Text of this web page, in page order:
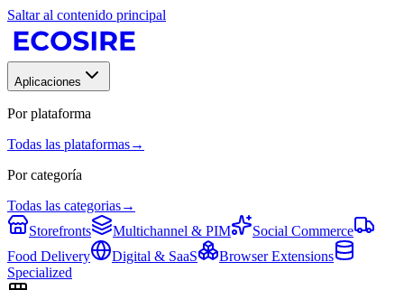
Saltar al contenido principal
Aplicaciones
Por plataforma
Todas las plataformas→
Por categoría
Todas las categorias→
Storefronts
Multichannel & PIM
Social Commerce
Food Delivery
Digital & SaaS
Browser Extensions
Specialized